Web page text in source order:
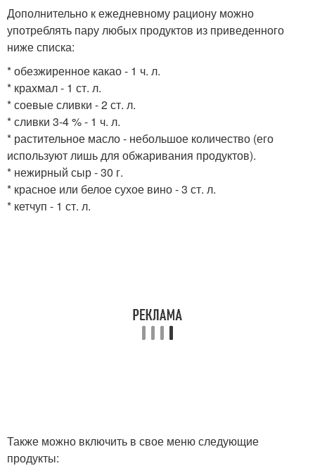
Дополнительно к ежедневному рациону можно
употреблять пару любых продуктов из приведенного
ниже списка:
* обезжиренное какао - 1 ч. л.
* крахмал - 1 ст. л.
* соевые сливки - 2 ст. л.
* сливки 3-4 % - 1 ч. л.
* растительное масло - небольшое количество (его
используют лишь для обжаривания продуктов).
* нежирный сыр - 30 г.
* красное или белое сухое вино - 3 ст. л.
* кетчуп - 1 ст. л.
Также можно включить в свое меню следующие
продукты: